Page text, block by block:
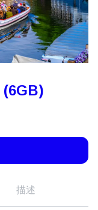
(6GB)
描述